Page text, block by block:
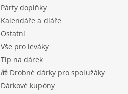
Párty doplňky
Kalendáře a diáře
Ostatní
Vše pro leváky
Tip na dárek
🎁 Drobné dárky pro spolužáky
Dárkové kupóny